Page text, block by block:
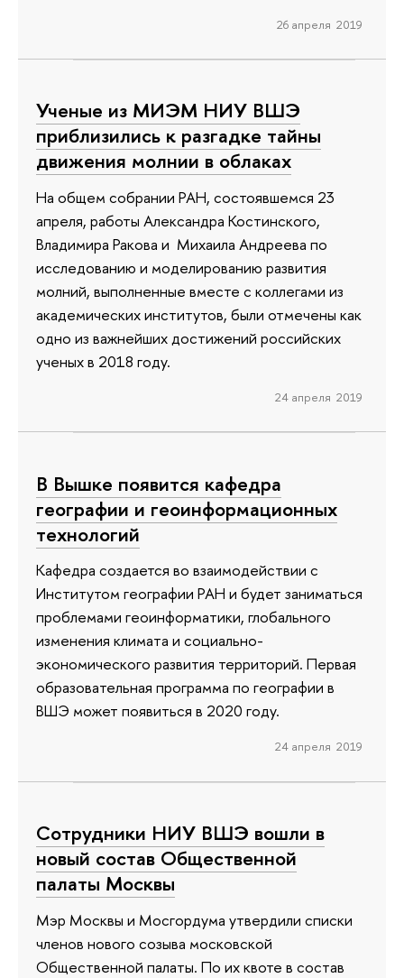
26 апреля 2019
Ученые из МИЭМ НИУ ВШЭ
приблизились к разгадке тайны
движения молнии в облаках
На общем собрании РАН, состоявшемся 23
апреля, работы Александра Костинского,
Владимира Ракова и Михаила Андреева по
исследованию и моделированию развития
молний, выполненные вместе с коллегами из
академических институтов, были отмечены как
одно из важнейших достижений российских
ученых в 2018 году.
24 апреля 2019
В Вышке появится кафедра
географии и геоинформационных
технологий
Кафедра создается во взаимодействии с
Институтом географии РАН и будет заниматься
проблемами геоинформатики, глобального
изменения климата и социально-
экономического развития территорий. Первая
образовательная программа по географии в
ВШЭ может появиться в 2020 году.
24 апреля 2019
Сотрудники НИУ ВШЭ вошли в
новый состав Общественной
палаты Москвы
Мэр Москвы и Мосгордума утвердили списки
членов нового созыва московской
Общественной палаты. По их квоте в состав